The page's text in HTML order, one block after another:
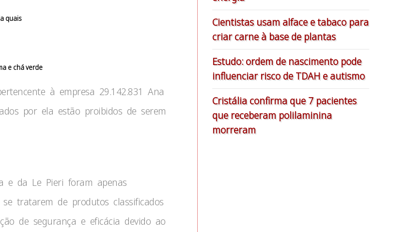
quais
e chá verde
à empresa 29.142.831 Ana
por ela estão proibidos de serem
e da Le Pieri foram apenas
tratarem de produtos classificados
de segurança e eficácia devido ao
Cientistas usam alface e tabaco para
criar carne à base de plantas
Estudo: ordem de nascimento pode
influenciar risco de TDAH e autismo
Cristália confirma que 7 pacientes
que receberam polilaminina
morreram